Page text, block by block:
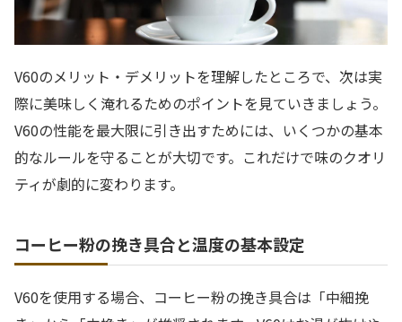
V60のメリット・デメリットを理解したところで、次は実
際に美味しく淹れるためのポイントを見ていきましょう。
V60の性能を最大限に引き出すためには、いくつかの基本
的なルールを守ることが大切です。これだけで味のクオリ
ティが劇的に変わります。
コーヒー粉の挽き具合と温度の基本設定
V60を使用する場合、コーヒー粉の挽き具合は「中細挽